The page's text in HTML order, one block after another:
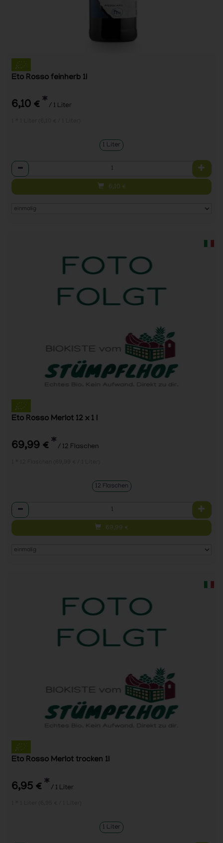
Eto Rosso feinherb 1l
6,10 € * / 1 Liter
1 Liter
Anzahl
6,10 €
Eto Rosso Merlot 12 x 1 l
69,99 € * / 12 Flaschen
12 Flaschen
Anzahl
69,99 €
Eto Rosso Merlot trocken 1l
6,95 € * / 1 Liter
1 Liter